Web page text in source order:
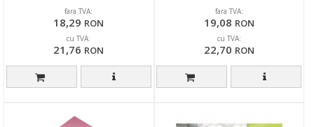
fara TVA:
18,29 RON
cu TVA:
21,76 RON
fara TVA:
19,08 RON
cu TVA:
22,70 RON